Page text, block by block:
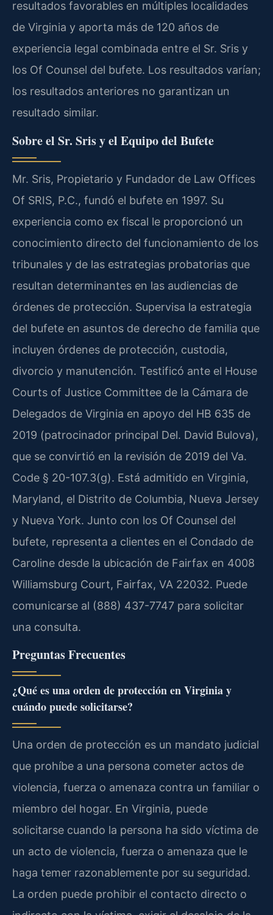
resultados favorables en múltiples localidades
de Virginia y aporta más de 120 años de
experiencia legal combinada entre el Sr. Sris y
los Of Counsel del bufete. Los resultados varían;
los resultados anteriores no garantizan un
resultado similar.
Sobre el Sr. Sris y el Equipo del Bufete
Mr. Sris, Propietario y Fundador de Law Offices
Of SRIS, P.C., fundó el bufete en 1997. Su
experiencia como ex fiscal le proporcionó un
conocimiento directo del funcionamiento de los
tribunales y de las estrategias probatorias que
resultan determinantes en las audiencias de
órdenes de protección. Supervisa la estrategia
del bufete en asuntos de derecho de familia que
incluyen órdenes de protección, custodia,
divorcio y manutención. Testificó ante el House
Courts of Justice Committee de la Cámara de
Delegados de Virginia en apoyo del HB 635 de
2019 (patrocinador principal Del. David Bulova),
que se convirtió en la revisión de 2019 del Va.
Code § 20-107.3(g). Está admitido en Virginia,
Maryland, el Distrito de Columbia, Nueva Jersey
y Nueva York. Junto con los Of Counsel del
bufete, representa a clientes en el Condado de
Caroline desde la ubicación de Fairfax en 4008
Williamsburg Court, Fairfax, VA 22032. Puede
comunicarse al (888) 437-7747 para solicitar
una consulta.
Preguntas Frecuentes
¿Qué es una orden de protección en Virginia y
cuándo puede solicitarse?
Una orden de protección es un mandato judicial
que prohíbe a una persona cometer actos de
violencia, fuerza o amenaza contra un familiar o
miembro del hogar. En Virginia, puede
solicitarse cuando la persona ha sido víctima de
un acto de violencia, fuerza o amenaza que le
haga temer razonablemente por su seguridad.
La orden puede prohibir el contacto directo o